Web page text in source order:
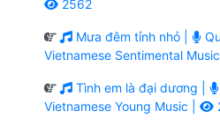
2562
Mưa đêm tỉnh nhỏ |
Vietnamese Sentimental Music
Tình em là đại dương |
Vietnamese Young Music |